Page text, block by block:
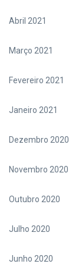
Abril 2021
Março 2021
Fevereiro 2021
Janeiro 2021
Dezembro 2020
Novembro 2020
Outubro 2020
Julho 2020
Junho 2020